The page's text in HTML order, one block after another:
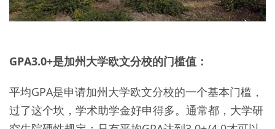
GPA3.0+是加州大学欧文分校的门槛值：
平均GPA是申请加州大学欧文分校的一个基本门槛，
过了这个坎，学术助学金好申得多。通常都，大学研